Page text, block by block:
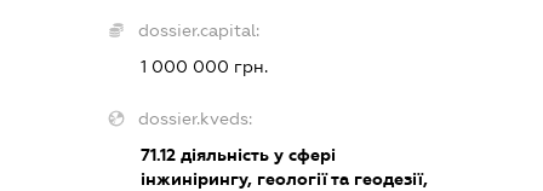
dossier.capital:
1 000 000 грн.
dossier.kveds:
71.12 діяльність у сфері
інжинірингу, геології та геодезії,